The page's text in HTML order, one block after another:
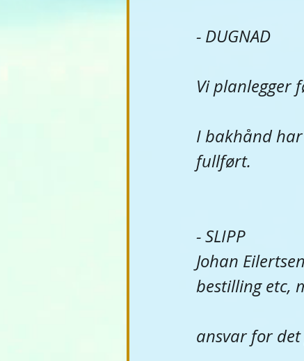
- DUGNAD
Vi planlegger
I bakhånd
fullført.
- SLIPP
Johan
bestilling etc,
ansvar for